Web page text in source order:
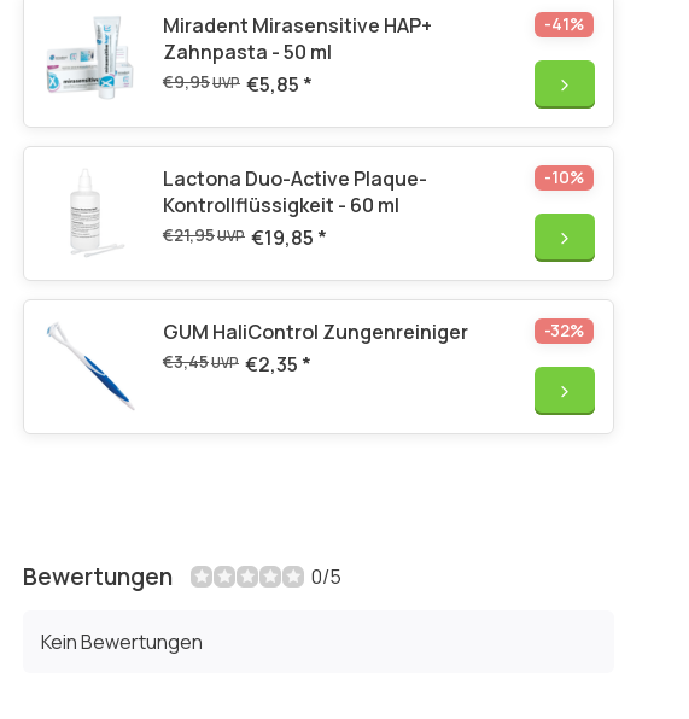
Miradent Mirasensitive HAP+
Zahnpasta - 50 ml
€9,95UVP €5,85 *
-41%
Lactona Duo-Active Plaque-
Kontrollflüssigkeit - 60 ml
€21,95UVP €19,85 *
-10%
GUM HaliControl Zungenreiniger
€3,45UVP €2,35 *
-32%
Bewertungen 0/5
Kein Bewertungen